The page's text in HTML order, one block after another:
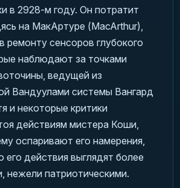
в 2928-м году. Он потратит
на МакАртуре (MacArthur),
ремонту сенсоров глубокого
наблюдают за точками
ведущей из
Вандуулами системы Вангард
и некоторые критики
действиям мистера Коши,
оспаривают его намерения,
его действия выглядят более
нежели патриотическими.